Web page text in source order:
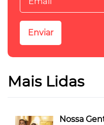
Mais Lidas
Nossa